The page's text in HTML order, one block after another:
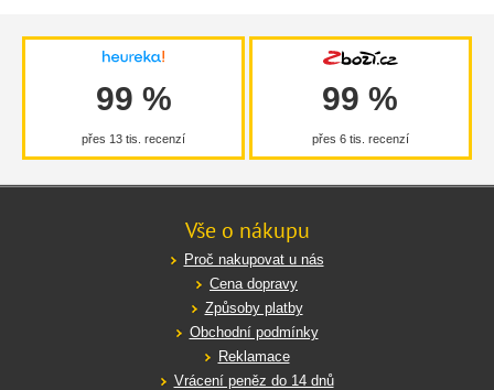
99 %
přes 13 tis. recenzí
99 %
přes 6 tis. recenzí
Vše o nákupu
Proč nakupovat u nás
Cena dopravy
Způsoby platby
Obchodní podmínky
Reklamace
Vrácení peněz do 14 dnů